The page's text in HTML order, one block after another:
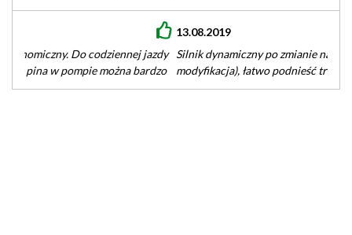
Silnik dynamiczny po zmianie na Boost PIN (tania i łatwa
modyfikacja), łatwo podnieść trochę moc. Posiadałem 7 lat.
Spalanie od…